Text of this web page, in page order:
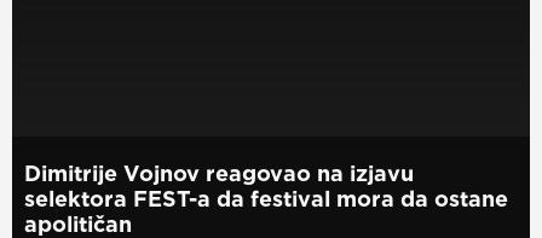
Dimitrije Vojnov reagovao na izjavu
selektora FEST-a da festival mora da ostane
apolitičan